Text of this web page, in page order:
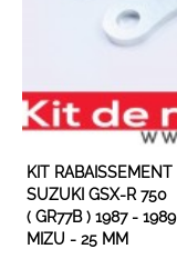
KIT RABAISSEMENT
SUZUKI GSX-R 750
( GR77B ) 1987 - 1989
MIZU - 25 MM